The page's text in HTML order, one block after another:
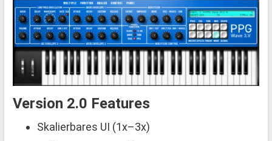
Version 2.0 Features
Skalierbares UI (1x–3x)